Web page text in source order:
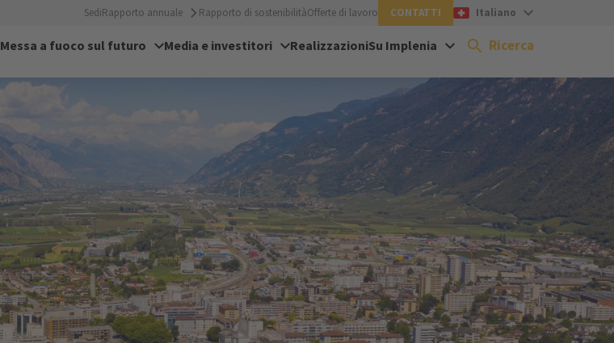
SediRapporto annuale Rapporto di sostenibilitàOfferte di lavoro CONTATTI Italiano
Messa a fuoco sul futuro Media e investitori RealizzazioniSu Implenia Ricerca